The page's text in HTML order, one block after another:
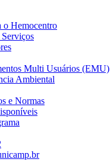
o Hemocentro
Multi Usuários (EMU)
Ambiental
e Normas